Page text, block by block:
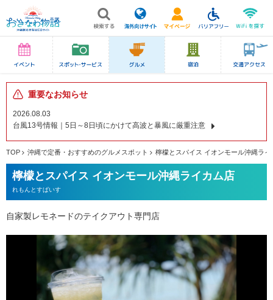
重要なお知らせ
2026.08.03
台風13号情報｜5日～8日頃にかけて高波と暴風に厳重注意
TOP 沖縄で定番・おすすめのグルメスポット 檸檬とスパイス イオンモール沖縄ライ
檸檬とスパイス イオンモール沖縄ライカム店
れもんとすぱいす
自家製レモネードのテイクアウト専門店